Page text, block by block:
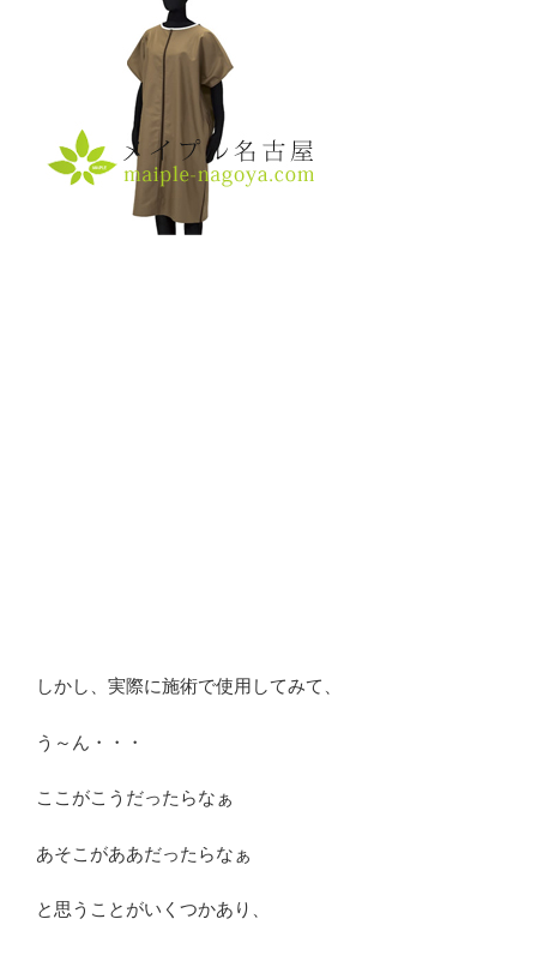
しかし、実際に施術で使用してみて、
う～ん・・・
ここがこうだったらなぁ
あそこがああだったらなぁ
と思うことがいくつかあり、